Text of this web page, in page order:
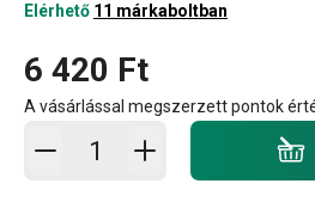
Elérhető 11 márkaboltban
6 420 Ft
A vásárlással megszerzett pontok
Kosárba - mennyiség